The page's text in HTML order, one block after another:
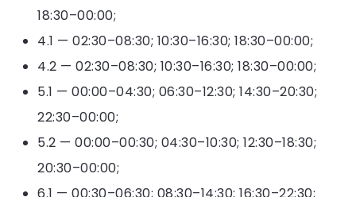
18:30–00:00;
4.1 — 02:30–08:30; 10:30–16:30; 18:30–00:00;
4.2 — 02:30–08:30; 10:30–16:30; 18:30–00:00;
5.1 — 00:00–04:30; 06:30–12:30; 14:30–20:30;
22:30–00:00;
5.2 — 00:00–00:30; 04:30–10:30; 12:30–18:30;
20:30–00:00;
6.1 — 00:30–06:30; 08:30–14:30; 16:30–22:30;